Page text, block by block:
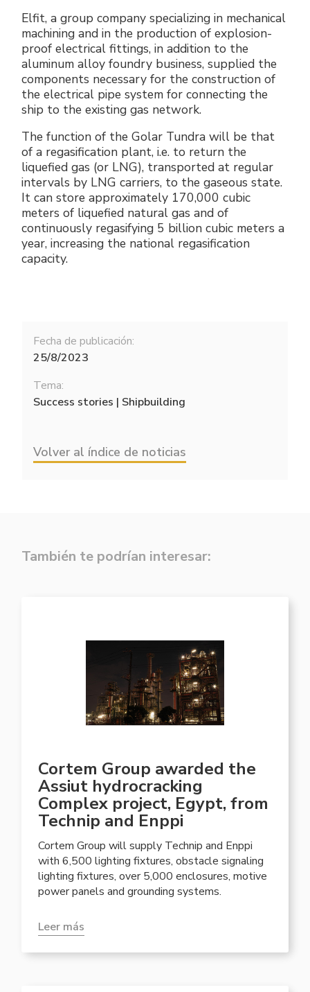
Elfit, a group company specializing in mechanical
machining and in the production of explosion-
proof electrical fittings, in addition to the
aluminum alloy foundry business, supplied the
components necessary for the construction of
the electrical pipe system for connecting the
ship to the existing gas network.
The function of the Golar Tundra will be that
of a regasification plant, i.e. to return the
liquefied gas (or LNG), transported at regular
intervals by LNG carriers, to the gaseous state.
It can store approximately 170,000 cubic
meters of liquefied natural gas and of
continuously regasifying 5 billion cubic meters a
year, increasing the national regasification
capacity.
Fecha de publicación:
25/8/2023
Tema:
Success stories | Shipbuilding
Volver al índice de noticias
También te podrían interesar:
Cortem Group awarded the
Assiut hydrocracking
Complex project, Egypt, from
Technip and Enppi
Cortem Group will supply Technip and Enppi
with 6,500 lighting fixtures, obstacle signaling
lighting fixtures, over 5,000 enclosures, motive
power panels and grounding systems.
Leer más